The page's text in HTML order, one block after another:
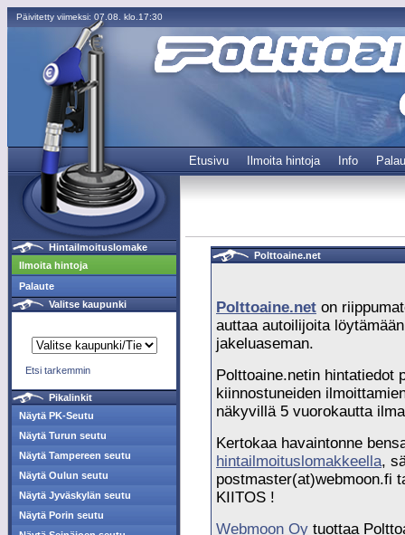
Päivitetty viimeksi: 07.08. klo.17:30
Etusivu Ilmoita hintoja Info
Hintailmoituslomake
Ilmoita hintoja
Palaute
Valitse kaupunki
Etsi tarkemmin
Pikalinkit
Näytä PK-Seutu
Näytä Turun seutu
Näytä Tampereen seutu
Näytä Oulun seutu
Näytä Jyväskylän seutu
Näytä Porin seutu
Polttoaine.net
Polttoaine.net on
auttaa autoilijoita
jakeluaseman.
Polttoaine.netin hintatiedot
kiinnostuneiden
näkyvillä 5 vuorokautta
Kertokaa havaintonne
hintailmoituslomakkeella,
postmaster(at)webmoon.fi
KIITOS !
Webmoon Oy tuottaa